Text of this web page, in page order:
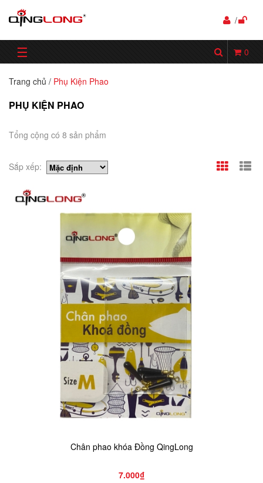
/
☰ 0
Trang chủ / Phụ Kiện Phao
PHỤ KIỆN PHAO
Tổng cộng có 8 sản phẩm
Sắp xếp:
Chân phao khóa Đồng QingLong
7.000₫